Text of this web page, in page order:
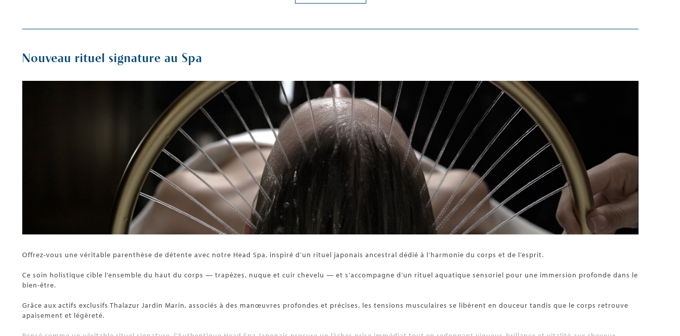
Nouveau rituel signature au Spa
Offrez-vous une véritable parenthèse de détente avec notre Head Spa, inspiré d’un rituel japonais ancestral dédié à l’harmonie du corps et de l’esprit.
Ce soin holistique cible l’ensemble du haut du corps — trapèzes, nuque et cuir chevelu — et s’accompagne d’un rituel aquatique sensoriel pour une immersion profonde dans le
bien-être.
Grâce aux actifs exclusifs Thalazur Jardin Marin, associés à des manœuvres profondes et précises, les tensions musculaires se libèrent en douceur tandis que le corps retrouve
apaisement et légèreté.